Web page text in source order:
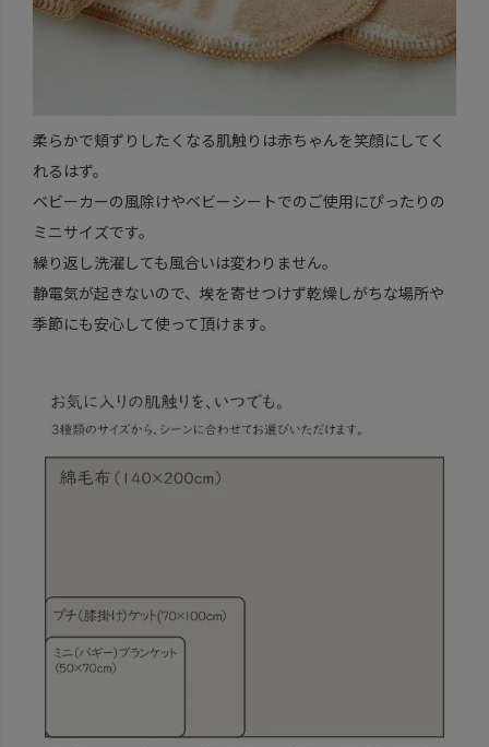
柔らかで頬ずりしたくなる肌触りは赤ちゃんを笑顔にしてく
れるはず。
ベビーカーの風除けやベビーシートでのご使用にぴったりの
ミニサイズです。
繰り返し洗濯しても風合いは変わりません。
静電気が起きないので、埃を寄せつけず乾燥しがちな場所や
季節にも安心して使って頂けます。